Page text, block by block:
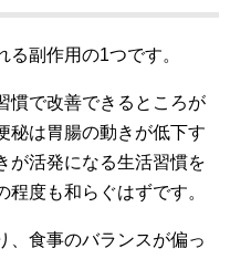
副作用の1つです。
慣で改善できるところが
秘は胃腸の動きが低下す
が活発になる生活習慣を
度も和らぐはずです。
、食事のバランスが偏っ